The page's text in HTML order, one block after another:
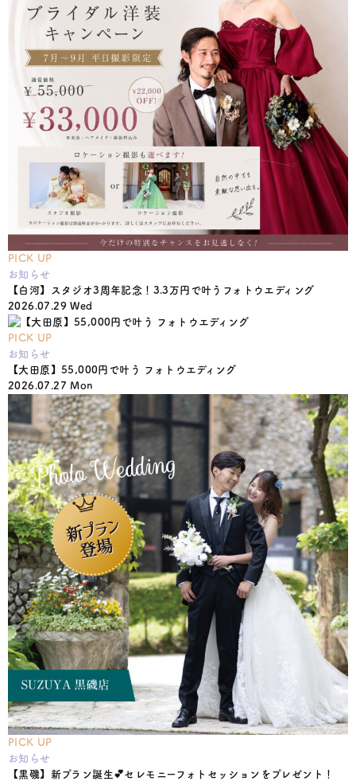
PICK UP
お知らせ
【白河】スタジオ3周年記念！3.3万円で叶うフォトウエディング
2026.07.29 Wed
PICK UP
お知らせ
【大田原】55,000円で叶う フォトウエディング
2026.07.27 Mon
PICK UP
お知らせ
【黒磯】新プラン誕生💕セレモニーフォトセッションをプレゼント！